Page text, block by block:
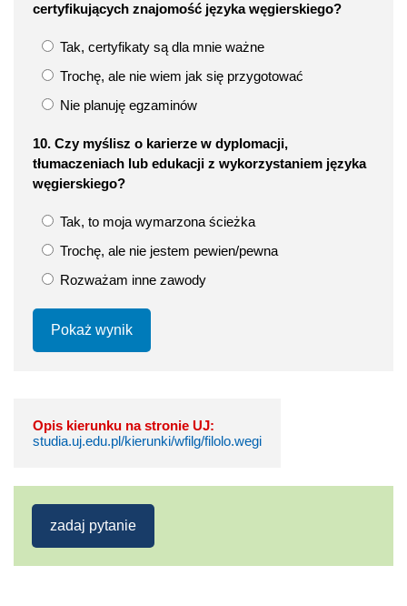
certyfikujących znajomość języka węgierskiego?
Tak, certyfikaty są dla mnie ważne
Trochę, ale nie wiem jak się przygotować
Nie planuję egzaminów
10. Czy myślisz o karierze w dyplomacji,
tłumaczeniach lub edukacji z wykorzystaniem języka
węgierskiego?
Tak, to moja wymarzona ścieżka
Trochę, ale nie jestem pewien/pewna
Rozważam inne zawody
Pokaż wynik
Opis kierunku na stronie UJ:
studia.uj.edu.pl/kierunki/wfilg/filolo.wegi
zadaj pytanie